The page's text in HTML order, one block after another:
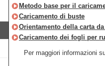
Metodo base per il
Caricamento di buste
Orientamento della carta
Caricamento dei fogli per
Per maggiori informazioni